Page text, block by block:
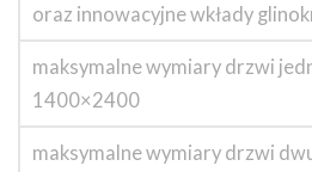
oraz innowacyjne wkłady
maksymalne wymiary drzwi
1400×2400
maksymalne wymiary drzwi